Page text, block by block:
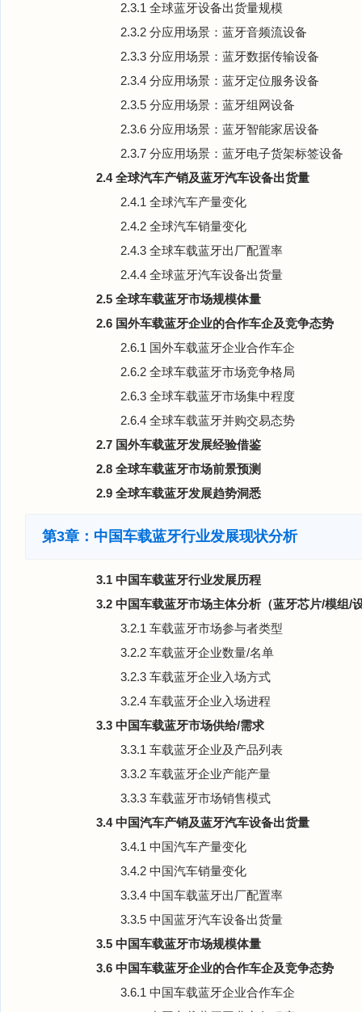
2.3.1 全球蓝牙设备出货量规模
2.3.2 分应用场景：蓝牙音频流设备
2.3.3 分应用场景：蓝牙数据传输设备
2.3.4 分应用场景：蓝牙定位服务设备
2.3.5 分应用场景：蓝牙组网设备
2.3.6 分应用场景：蓝牙智能家居设备
2.3.7 分应用场景：蓝牙电子货架标签设备
2.4 全球汽车产销及蓝牙汽车设备出货量
2.4.1 全球汽车产量变化
2.4.2 全球汽车销量变化
2.4.3 全球车载蓝牙出厂配置率
2.4.4 全球蓝牙汽车设备出货量
2.5 全球车载蓝牙市场规模体量
2.6 国外车载蓝牙企业的合作车企及竞争态势
2.6.1 国外车载蓝牙企业合作车企
2.6.2 全球车载蓝牙市场竞争格局
2.6.3 全球车载蓝牙市场集中程度
2.6.4 全球车载蓝牙并购交易态势
2.7 国外车载蓝牙发展经验借鉴
2.8 全球车载蓝牙市场前景预测
2.9 全球车载蓝牙发展趋势洞悉
第3章：中国车载蓝牙行业发展现状分析
3.1 中国车载蓝牙行业发展历程
3.2 中国车载蓝牙市场主体分析（蓝牙芯片/模组/
3.2.1 车载蓝牙市场参与者类型
3.2.2 车载蓝牙企业数量/名单
3.2.3 车载蓝牙企业入场方式
3.2.4 车载蓝牙企业入场进程
3.3 中国车载蓝牙市场供给/需求
3.3.1 车载蓝牙企业及产品列表
3.3.2 车载蓝牙企业产能产量
3.3.3 车载蓝牙市场销售模式
3.4 中国汽车产销及蓝牙汽车设备出货量
3.4.1 中国汽车产量变化
3.4.2 中国汽车销量变化
3.3.4 中国车载蓝牙出厂配置率
3.3.5 中国蓝牙汽车设备出货量
3.5 中国车载蓝牙市场规模体量
3.6 中国车载蓝牙企业的合作车企及竞争态势
3.6.1 中国车载蓝牙企业合作车企